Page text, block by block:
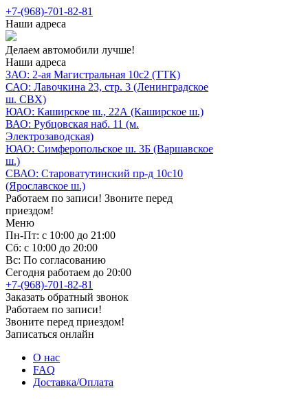
+7-(968)-701-82-81
Наши адреса
Делаем автомобили лучше!
Наши адреса
ЗАО: 2-ая Магистральная 10с2 (ТТК)
САО: Лавочкина 23, стр. 3 (Ленинградское
ш. СВХ)
ЮАО: Каширское ш., 22А (Каширское ш.)
ВАО: Рубцовская наб. 11 (м.
Электрозаводская)
ЮАО: Симферопольское ш. 3Б (Варшавское
ш.)
СВАО: Староватутинский пр-д 10с10
(Ярославское ш.)
Работаем по записи! Звоните перед
приездом!
Меню
Пн-Пт: с 10:00 до 21:00
Сб: с 10:00 до 20:00
Вс: По согласованию
Сегодня работаем до 20:00
+7-(968)-701-82-81
Заказать обратный звонок
Работаем по записи!
Звоните перед приездом!
Записаться онлайн
О нас
FAQ
Доставка/Оплата